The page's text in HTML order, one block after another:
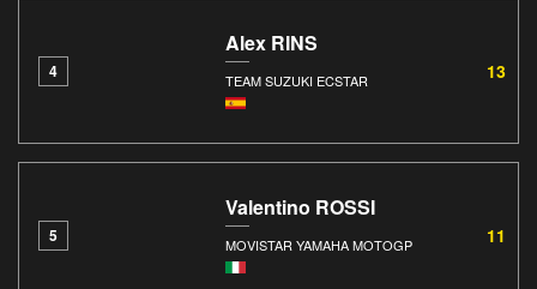
4
Alex RINS
TEAM SUZUKI ECSTAR 13
5
Valentino ROSSI
MOVISTAR YAMAHA MOTOGP 11